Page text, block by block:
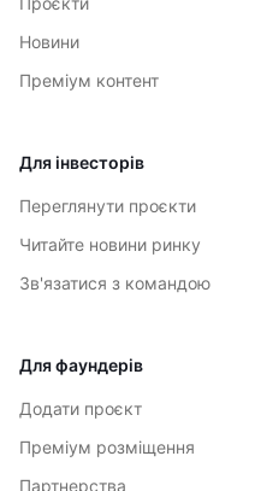
Новини
Преміум контент
Для інвесторів
Переглянути проєкти
Читайте новини ринку
Зв'язатися з командою
Для фаундерів
Додати проєкт
Преміум розміщення
Партнерства